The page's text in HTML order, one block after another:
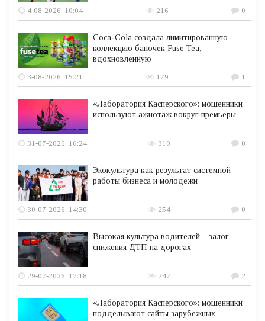
4-08-2026, 10:04
216 0
Coca-Cola создала лимитированную
коллекцию баночек Fuse Tea,
вдохновленную
3-08-2026, 15:21
179 1
«Лаборатория Касперского»: мошенники
используют ажиотаж вокруг премьеры
31-07-2026, 16:24 310 0
Экокультура как результат системной
работы бизнеса и молодежи
30-07-2026, 14:30 254 0
Высокая культура водителей – залог
снижения ДТП на дорогах
29-07-2026, 17:18 247 2
«Лаборатория Касперского»: мошенники
подделывают сайты зарубежных